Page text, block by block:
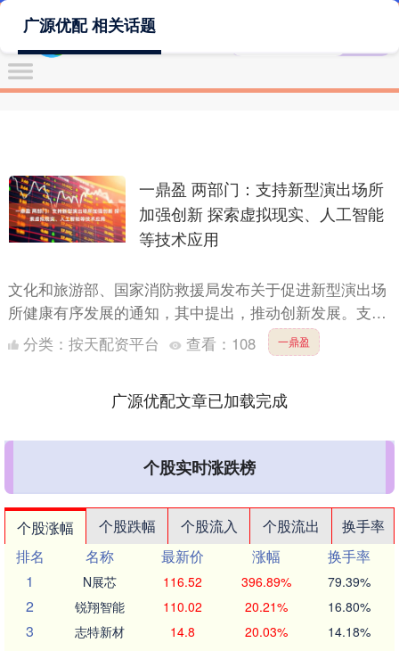
广源优配 相关话题
一鼎盈 两部门：支持新型演出场所
加强创新 探索虚拟现实、人工智能
等技术应用
文化和旅游部、国家消防救援局发布关于促进新型演出场
所健康有序发展的通知，其中提出，推动创新发展。支持
新型演出场所加强创新，探索虚拟现实、人工智能等技术
应用，推广....
分类： 按天配资平台 查看： 108 一鼎盈
广源优配文章已加载完成
个股实时涨跌榜
个股涨幅 个股跌幅 个股流入 个股流出
换手率
排名
名称 最新价 涨幅
换手率
1
N展芯 116.52 396.89% 79.39%
2 锐翔智能 110.02 20.21% 16.80%
3 志特新材 14.8 20.03% 14.18%